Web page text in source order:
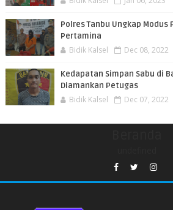
Polres Tanbu Ungkap Modus
Pertamina
Bidik Kalsel Dec 08, 2022
Kedapatan Simpan Sabu di
Diamankan Petugas
Bidik Kalsel Dec 07, 2022